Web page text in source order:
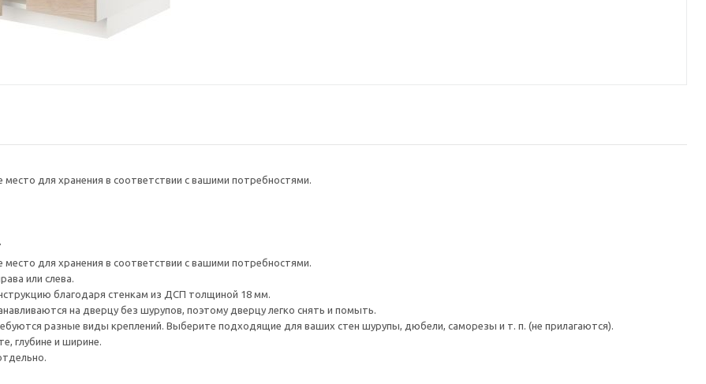
место для хранения в соответствии с вашими потребностями.
место для хранения в соответствии с вашими потребностями.
или слева.
благодаря стенкам из ДСП толщиной 18 мм.
на дверцу без шурупов, поэтому дверцу легко снять и помыть.
разные виды креплений. Выберите подходящие для ваших стен шурупы, дюбели, саморезы и т. п. (не прилагаются).
глубине и ширине.